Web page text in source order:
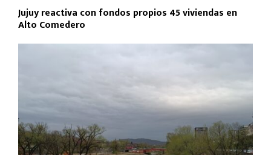
Jujuy reactiva con fondos propios 45 viviendas en
Alto Comedero